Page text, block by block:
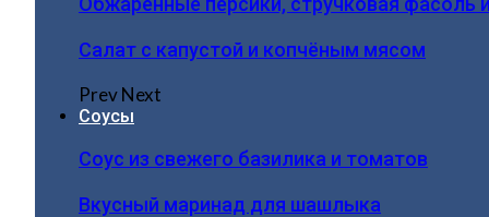
Салат с капустой и копчёным мясом
PrevNext
Соусы
Соус из свежего базилика и томатов
Вкусный маринад для шашлыка